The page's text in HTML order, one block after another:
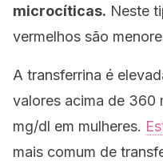
microcíticas. Neste
vermelhos são
A transferrina é
valores acima de 360
mg/dl em mulheres.
mais comum de